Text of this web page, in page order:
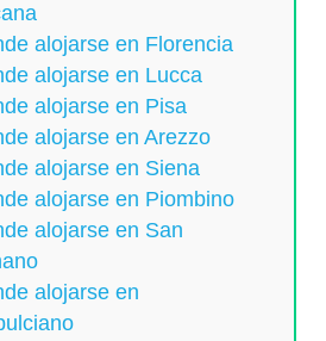
alojarse en Florencia
alojarse en Lucca
alojarse en Pisa
alojarse en Arezzo
alojarse en Siena
alojarse en Piombino
alojarse en San
alojarse en